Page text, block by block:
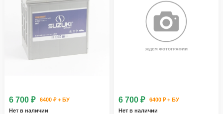
6 700 ₽
6400 ₽ + БУ
Нет в наличии
6 700 ₽
6400 ₽ + БУ
Нет в наличии